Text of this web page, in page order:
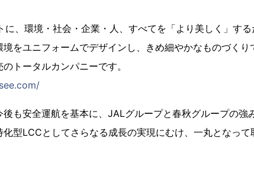
、環境・社会・企業・人、すべてを「より美しく」する
をユニフォームでデザインし、きめ細やかなものづくり
トータルカンパニーです。
も安全運航を基本に、JALグループと春秋グループの強
型LCCとしてさらなる成長の実現にむけ、一丸となって